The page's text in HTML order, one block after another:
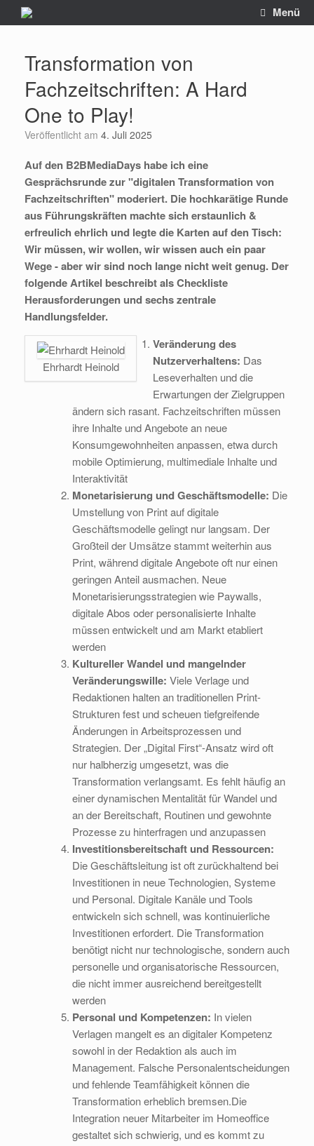
Inhalt
Menü
Transformation von
Fachzeitschriften: A Hard
One to Play!
Veröffentlicht am 4. Juli 2025
Auf den B2BMediaDays habe ich eine
Gesprächsrunde zur "digitalen Transformation von
Fachzeitschriften" moderiert. Die hochkarätige Runde
aus Führungskräften machte sich erstaunlich &
erfreulich ehrlich und legte die Karten auf den Tisch:
Wir müssen, wir wollen, wir wissen auch ein paar
Wege - aber wir sind noch lange nicht weit genug. Der
folgende Artikel beschreibt als Checkliste
Herausforderungen und sechs zentrale
Handlungsfelder.
Ehrhardt Heinold
Veränderung des
Nutzerverhaltens: Das
Leseverhalten und die
Erwartungen der Zielgruppen
ändern sich rasant. Fachzeitschriften müssen
ihre Inhalte und Angebote an neue
Konsumgewohnheiten anpassen, etwa durch
mobile Optimierung, multimediale Inhalte und
Interaktivität
Monetarisierung und Geschäftsmodelle: Die
Umstellung von Print auf digitale
Geschäftsmodelle gelingt nur langsam. Der
Großteil der Umsätze stammt weiterhin aus
Print, während digitale Angebote oft nur einen
geringen Anteil ausmachen. Neue
Monetarisierungsstrategien wie Paywalls,
digitale Abos oder personalisierte Inhalte
müssen entwickelt und am Markt etabliert
werden
Kultureller Wandel und mangelnder
Veränderungswille: Viele Verlage und
Redaktionen halten an traditionellen Print-
Strukturen fest und scheuen tiefgreifende
Änderungen in Arbeitsprozessen und
Strategien. Der „Digital First“-Ansatz wird oft
nur halbherzig umgesetzt, was die
Transformation verlangsamt. Es fehlt häufig an
einer dynamischen Mentalität für Wandel und
an der Bereitschaft, Routinen und gewohnte
Prozesse zu hinterfragen und anzupassen
Investitionsbereitschaft und Ressourcen:
Die Geschäftsleitung ist oft zurückhaltend bei
Investitionen in neue Technologien, Systeme
und Personal. Digitale Kanäle und Tools
entwickeln sich schnell, was kontinuierliche
Investitionen erfordert. Die Transformation
benötigt nicht nur technologische, sondern auch
personelle und organisatorische Ressourcen,
die nicht immer ausreichend bereitgestellt
werden
Personal und Kompetenzen: In vielen
Verlagen mangelt es an digitaler Kompetenz
sowohl in der Redaktion als auch im
Management. Falsche Personalentscheidungen
und fehlende Teamfähigkeit können die
Transformation erheblich bremsen.Die
Integration neuer Mitarbeiter im Homeoffice
gestaltet sich schwierig, und es kommt zu